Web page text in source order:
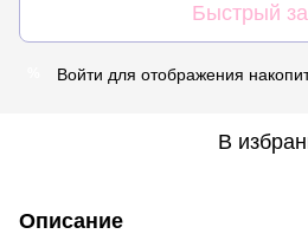
Быстрый
Войти для отображения
В
Описание